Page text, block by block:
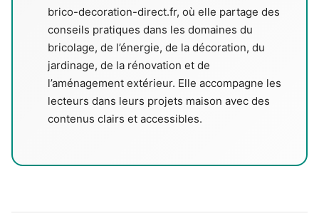
brico-decoration-direct.fr, où elle partage des
conseils pratiques dans les domaines du
bricolage, de l’énergie, de la décoration, du
jardinage, de la rénovation et de
l’aménagement extérieur. Elle accompagne les
lecteurs dans leurs projets maison avec des
contenus clairs et accessibles.